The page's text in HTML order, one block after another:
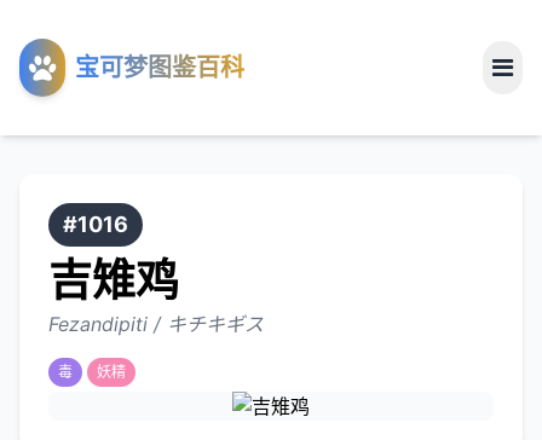
宝可梦图鉴百科
工具
关于
#1016
吉雉鸡
Fezandipiti / キチキギス
毒 妖精